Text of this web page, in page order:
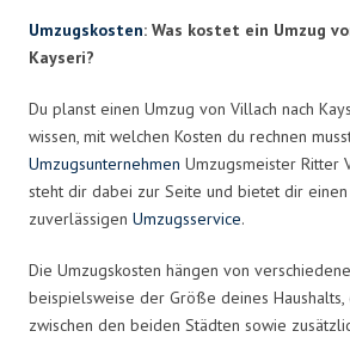
Umzugskosten: Was kostet ein Umzug
Kayseri?
Du planst einen Umzug von Villach nach
wissen, mit welchen Kosten du rechnen
Umzugsunternehmen Umzugsmeister Ritter
steht dir dabei zur Seite und bietet dir
zuverlässigen Umzugsservice.
Die Umzugskosten hängen von
beispielsweise der Größe deines Haushalts,
zwischen den beiden Städten sowie